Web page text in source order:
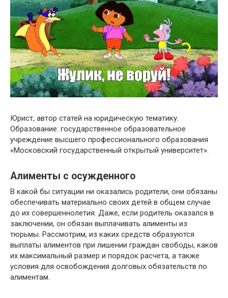
Юрист, автор статей на юридическую тематику.
Образование: государственное образовательное
учреждение высшего профессионального образования
«Московский государственный открытый университет».
Алименты с осужденного
В какой бы ситуации ни оказались родители, они обязаны
обеспечивать материально своих детей в общем случае
до их совершеннолетия. Даже, если родитель оказался в
заключении, он обязан выплачивать алименты из
тюрьмы. Рассмотрим, из каких средств образуются
выплаты алиментов при лишении граждан свободы, каков
их максимальный размер и порядок расчета, а также
условия для освобождения долговых обязательств по
алиментам.